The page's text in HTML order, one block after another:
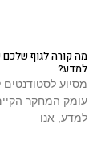
מה קורה לגוף
למדע?
מסיוע
עומק המחקר
למדע, אנו